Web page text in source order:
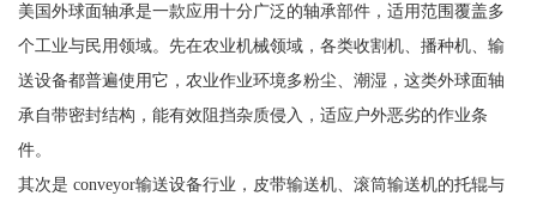
美国外球面轴承是一款应用十分广泛的轴承部件，适用范围覆盖多
个工业与民用领域。先在农业机械领域，各类收割机、播种机、输
送设备都普遍使用它，农业作业环境多粉尘、潮湿，这类外球面轴
承自带密封结构，能有效阻挡杂质侵入，适应户外恶劣的作业条
件。
其次是 conveyor输送设备行业，皮带输送机、滚筒输送机的托辊与